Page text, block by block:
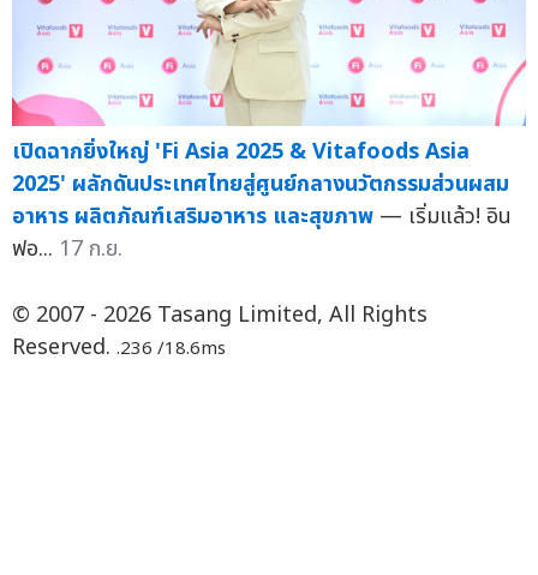
เปิดฉากยิ่งใหญ่ 'Fi Asia 2025 & Vitafoods Asia
2025' ผลักดันประเทศไทยสู่ศูนย์กลางนวัตกรรมส่วนผสม
อาหาร ผลิตภัณฑ์เสริมอาหาร และสุขภาพ — เริ่มแล้ว! อิน
ฟอ... 17 ก.ย.
© 2007 - 2026 Tasang Limited, All Rights
Reserved. .236 /18.6ms